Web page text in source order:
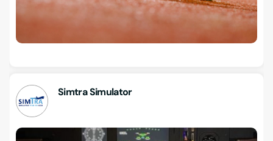
Simtra Simulator